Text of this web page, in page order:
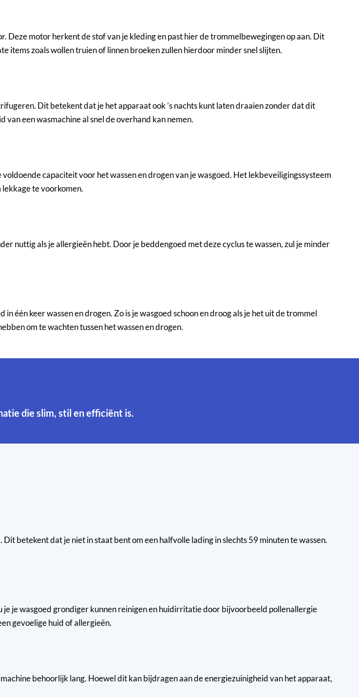
Deze motor herkent de stof van je kleding en past hier de trommelbewegingen op aan. Dit
items zoals wollen truien of linnen broeken zullen hierdoor minder snel slijten.
Dit betekent dat je het apparaat ook ’s nachts kunt laten draaien zonder dat dit
een wasmachine al snel de overhand kan nemen.
capaciteit voor het wassen en drogen van je wasgoed. Het lekbeveiligingssysteem
te voorkomen.
nuttig als je allergieën hebt. Door je beddengoed met deze cyclus te wassen, zul je minder
één keer wassen en drogen. Zo is je wasgoed schoon en droog als je het uit de trommel
om te wachten tussen het wassen en drogen.
die slim, stil en efficiënt is.
betekent dat je niet in staat bent om een halfvolle lading in slechts 59 minuten te wassen.
je wasgoed grondiger kunnen reinigen en huidirritatie door bijvoorbeeld pollenallergie
gevoelige huid of allergieën.
behoorlijk lang. Hoewel dit kan bijdragen aan de energiezuinigheid van het apparaat,